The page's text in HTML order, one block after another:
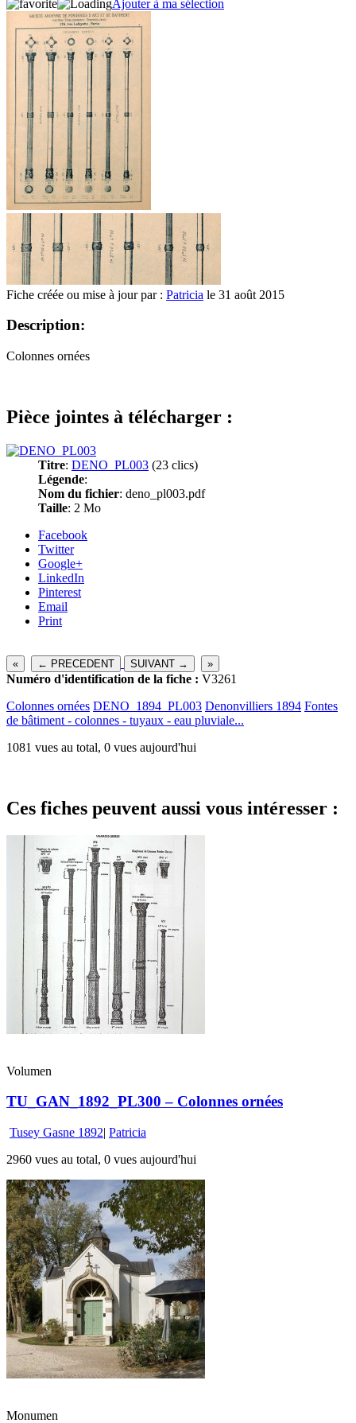
Ajouter à ma sélection
Fiche créée ou mise à jour par : Patricia le 31 août 2015
Description:
Colonnes ornées
Pièce jointes à télécharger :
Titre: DENO_PL003 (23 clics)
Légende:
Nom du fichier: deno_pl003.pdf
Taille: 2 Mo
Facebook
Twitter
Google+
LinkedIn
Pinterest
Email
Print
« ← PRECEDENT SUIVANT → »
Numéro d'identification de la fiche : V3261
Colonnes ornées DENO_1894_PL003 Denonvilliers 1894 Fontes
de bâtiment - colonnes - tuyaux - eau pluviale...
1081 vues au total, 0 vues aujourd'hui
Ces fiches peuvent aussi vous intéresser :
Volumen
TU_GAN_1892_PL300 – Colonnes ornées
Tusey Gasne 1892| Patricia
2960 vues au total, 0 vues aujourd'hui
Monumen